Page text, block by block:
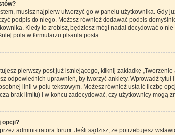
musisz najpierw utworzyć go w panelu użytkownika. Gdy
podpis do niego. Możesz również dodawać podpis
Kiedy to zrobisz, będziesz mógł nadal decydować o
pola w formularzu pisania posta.
pierwszy post już istniejącego, kliknij zakładkę
odpowiednich uprawnień, by tworzyć ankiety. Wprowadź
linii w polu tekstowym. Możesz również ustalić liczbę
brak limitu) i w końcu zadecydować, czy użytkownicy mogą
opcji?
administratora forum. Jeśli sądzisz, że potrzebujesz